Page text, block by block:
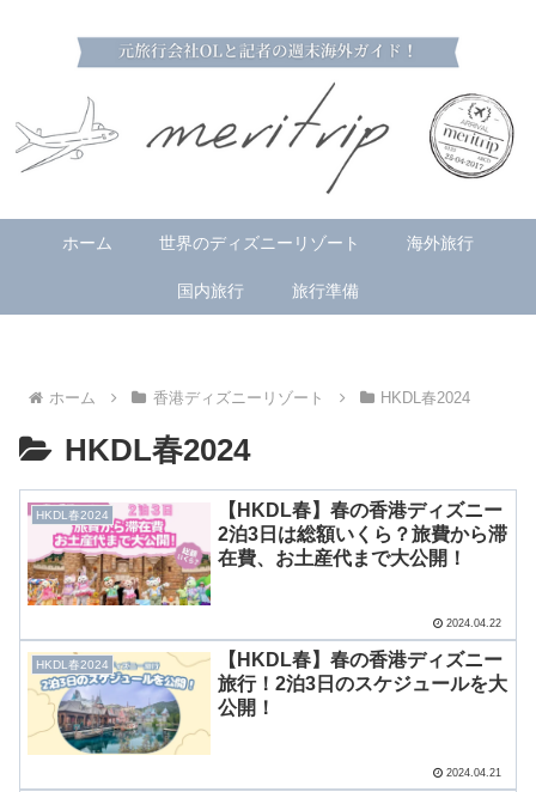
ホーム 世界のディズニーリゾート 海外旅行
国内旅行 旅行準備
ホーム 香港ディズニーリゾート HKDL春2024
HKDL春2024
HKDL春2024
【HKDL春】春の香港ディズニー
2泊3日は総額いくら？旅費から滞
在費、お土産代まで大公開！
2024.04.22
HKDL春2024
【HKDL春】春の香港ディズニー
旅行！2泊3日のスケジュールを大
公開！
2024.04.21